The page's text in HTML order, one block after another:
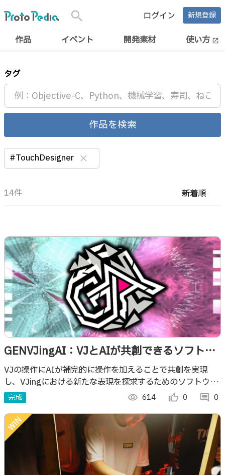
search ログイン 新規登録
作品 イベント 開発素材 使い方 open_in_new
タグ
作品を検索
#TouchDesigner clear
14件 新着順
GENVJingAI：VJとAIが共創できるソフトウ
ェア
VJの操作にAIが補完的に操作を加えることで共創を実現
し、VJingにおける新たな表現を探求するためのソフトウェ
ア完成 visibility 614 thumb_up_alt 0 comment 0